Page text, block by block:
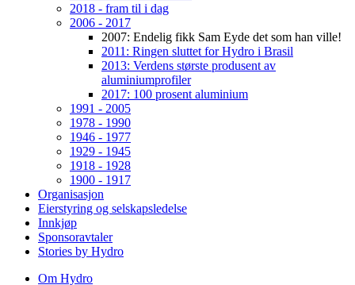
2018 - fram til i dag
2006 - 2017
2007: Endelig fikk Sam Eyde det som han ville!
2011: Ringen sluttet for Hydro i Brasil
2013: Verdens største produsent av
aluminiumprofiler
2017: 100 prosent aluminium
1991 - 2005
1978 - 1990
1946 - 1977
1929 - 1945
1918 - 1928
1900 - 1917
Organisasjon
Eierstyring og selskapsledelse
Innkjøp
Sponsoravtaler
Stories by Hydro
Om Hydro